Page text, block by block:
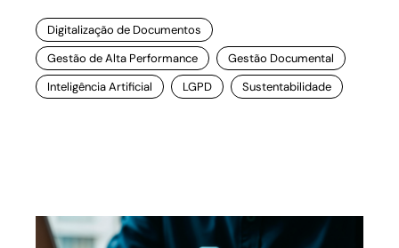
Digitalização de Documentos
Gestão de Alta Performance
Gestão Documental
Inteligência Artificial
LGPD Sustentabilidade